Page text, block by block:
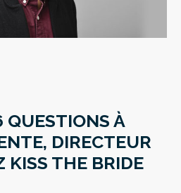
À
DIRECTEUR
KISS THE BRIDE